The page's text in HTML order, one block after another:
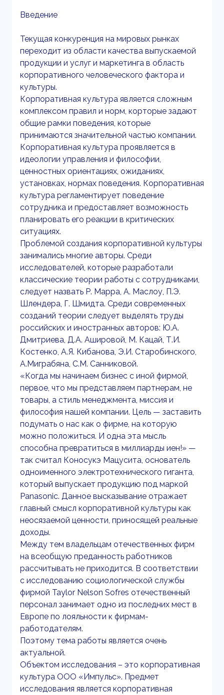
Введение
Текущая конкуренция на мировых рынках
переходит из области качества выпускаемой
продукции и услуг и маркетинга в область
корпоративного человеческого фактора и
культуры.
Корпоративная культура является сложным
комплексом правил и норм, корторые задают
общие рамки поведения, которые
принимаются значительной частью компании.
Корпоративная культура проявляется в
идеологии управления и философии,
ценностных ориентациях, ожиданиях,
установках, нормах поведения. Корпоративная
культура регламентирует поведение
сотрудника и предоставляет возможность
планировать его реакции в критических
ситуациях.
Проблемой создания корпоративной культуры
занимались многие авторы. Среди
исследователей, которые разработали
классические теории работы с сотрудниками,
следует назвать Р. Марра, А. Маслоу, П.Э.
Шлендера, Г. Шмидта. Среди современных
созданий теории следует выделять труды
российских и иностранных авторов: Ю.А.
Дмитриева, Д.А. Ашировой, М. Кацай, Т.И.
Костенко, А.Я. Кибанова, Э.И. Старобинского,
А.Миграбяна, С.М. Санниковой.
«Когда мы начинаем бизнес с иной фирмой,
первое, что мы представляем партнерам, не
товары, а стиль менеджмента, миссия и
философия нашей компании. Цель — заставить
подумать о нас как о фирме, на которую
можно положиться. И одна эта мысль
способна превратиться в миллиарды иен!» —
так считал Коносукэ Мацусита, основатель
одноименного электротехнического гиганта,
который выпускает продукцию под маркой
Panasonic. Данное высказывание отражает
главный смысл корпоративной культуры как
неосязаемой ценности, приносящей реальные
доходы.
Между тем владельцам отечественных фирм
на всеобщую преданность работников
рассчитывать не приходится. В соответствии
с исследованию социологической службы
фирмой Taylor Nelson Sofres отечественный
персонал занимает одно из последних мест в
Европе по лояльности к фирмам-
работодателям.
Поэтому тема работы является очень
актуальной.
Объектом исследования – это корпоративная
культура ООО «Импульс». Предмет
исследования является корпоративная